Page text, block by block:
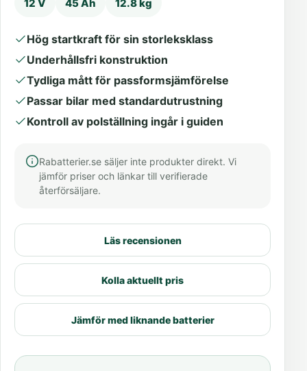
12 V 45 Ah 12.8 kg
Hög startkraft för sin storleksklass
Underhållsfri konstruktion
Tydliga mått för passformsjämförelse
Passar bilar med standardutrustning
Kontroll av polställning ingår i guiden
Rabatterier.se säljer inte produkter direkt. Vi
jämför priser och länkar till verifierade
återförsäljare.
Läs recensionen
Kolla aktuellt pris
Jämför med liknande batterier